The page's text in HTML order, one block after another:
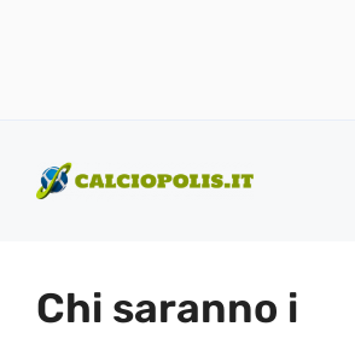
contenuto
Chi saranno i